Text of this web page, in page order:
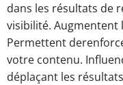
dans les résultats de
visibilité. Augmentent
Permettent
votre contenu.
déplaçant les